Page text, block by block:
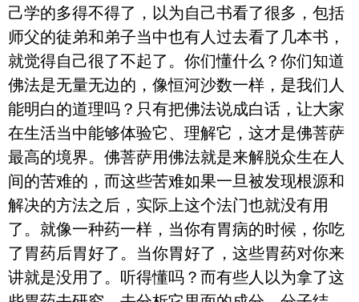
己学的多得不得了，以为自己书看了很多，包括
师父的徒弟和弟子当中也有人过去看了几本书，
就觉得自己很了不起了。你们懂什么？你们知道
佛法是无量无边的，像恒河沙数一样，是我们人
能明白的道理吗？只有把佛法说成白话，让大家
在生活当中能够体验它、理解它，这才是佛菩萨
最高的境界。佛菩萨用佛法就是来解脱众生在人
间的苦难的，而这些苦难如果一旦被发现根源和
解决的方法之后，实际上这个法门也就没有用
了。就像一种药一样，当你有胃病的时候，你吃
了胃药后胃好了。当你胃好了，这些胃药对你来
讲就是没用了。听得懂吗？而有些人以为拿了这